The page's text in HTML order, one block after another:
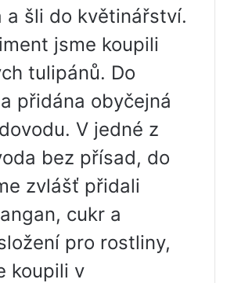
a šli do květinářství.
jsme koupili
tulipánů. Do
přidána obyčejná
V jedné z
bez přísad, do
zvlášť přidali
cukr a
pro rostliny,
koupili v